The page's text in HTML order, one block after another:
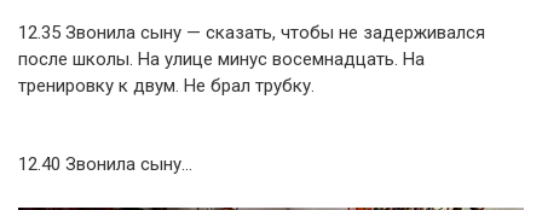
12.35 Звонила сыну — сказать, чтобы не задерживался
после школы. На улице минус восемнадцать. На
тренировку к двум. Не брал трубку.
12.40 Звонила сыну…